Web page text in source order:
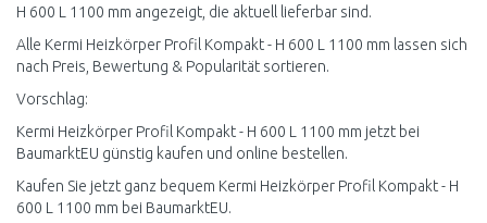
H 600 L 1100 mm angezeigt, die aktuell lieferbar sind.
Alle Kermi Heizkörper Profil Kompakt - H 600 L 1100 mm lassen sich
nach Preis, Bewertung & Popularität sortieren.
Vorschlag:
Kermi Heizkörper Profil Kompakt - H 600 L 1100 mm jetzt bei
BaumarktEU günstig kaufen und online bestellen.
Kaufen Sie jetzt ganz bequem Kermi Heizkörper Profil Kompakt - H
600 L 1100 mm bei BaumarktEU.